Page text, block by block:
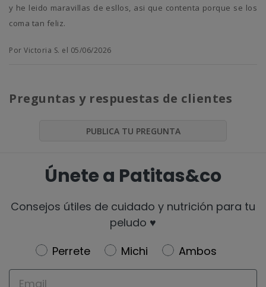
y he leido maravillas de esllos, asi que contenta porque se los
coma tan feliz.
Por Victoria S. el 05/06/2026
Preguntas y respuestas de clientes
PUBLICA TU PREGUNTA
Únete a Patitas&co
Consejos útiles de cuidado y nutrición para tu
peludo ♥️
Newsletter
Perrete Michi
Ambos
Email